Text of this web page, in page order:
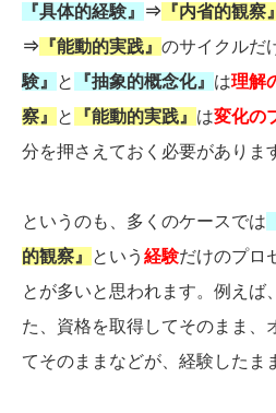
『具体的経験』 ⇒ 『内省的観察』
⇒ 『能動的実践』 のサイクルだ
験』
と 『抽象的概念化』 は理解
察』
と 『能動的実践』 は変化の
分を押さえておく必要がありま
というのも、多くのケースでは
的観察』
という 経験だけのプロ
とが多いと思われます。例えば
た、資格を取得してそのまま、
てそのままなどが、経験したま